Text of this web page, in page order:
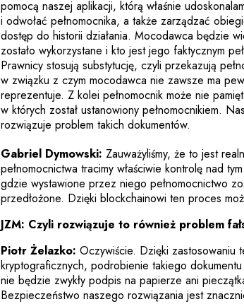
pomocą naszej aplikacji, którą właśnie
i odwołać pełnomocnika, a także zarządzać
dostęp do historii działania. Mocodawca będzie
zostało wykorzystane i kto jest jego faktycznym
Prawnicy stosują substytucję, czyli przekazują
w związku z czym mocodawca nie zawsze ma
reprezentuje. Z kolei pełnomocnik może nie
w których został ustanowiony pełnomocnikiem.
rozwiązuje problem takich dokumentów.
Gabriel Dymowski: Zauważyliśmy, że to jest
pełnomocnictwa tracimy właściwie kontrolę nad
gdzie wystawione przez niego pełnomocnictwo
przedłożone. Dzięki blockchainowi ten proces
JZM: Czyli rozwiązuje to również problem
Piotr Żelazko:Oczywiście. Dzięki zastosowaniu
kryptograficznych, podrobienie takiego
nie będzie zwykły podpis na papierze ani
Bezpieczeństwo naszego rozwiązania jest